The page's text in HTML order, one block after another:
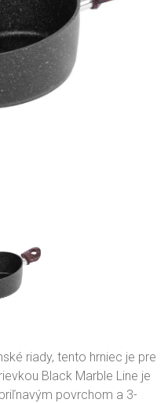
riady, tento hrniec je pre
Black Marble Line je
povrchom a 3-